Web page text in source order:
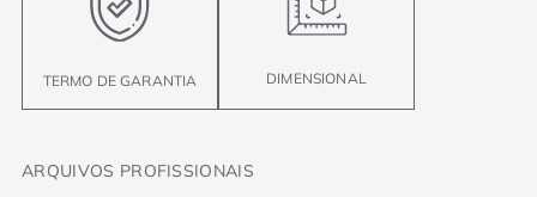
TERMO DE GARANTIA DIMENSIONAL
ARQUIVOS PROFISSIONAIS